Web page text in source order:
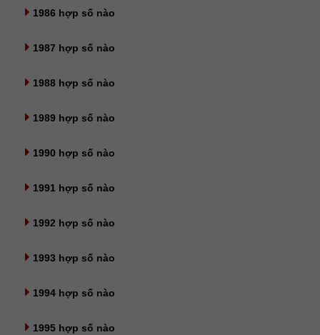
1986 hợp số nào
1987 hợp số nào
1988 hợp số nào
1989 hợp số nào
1990 hợp số nào
1991 hợp số nào
1992 hợp số nào
1993 hợp số nào
1994 hợp số nào
1995 hợp số nào